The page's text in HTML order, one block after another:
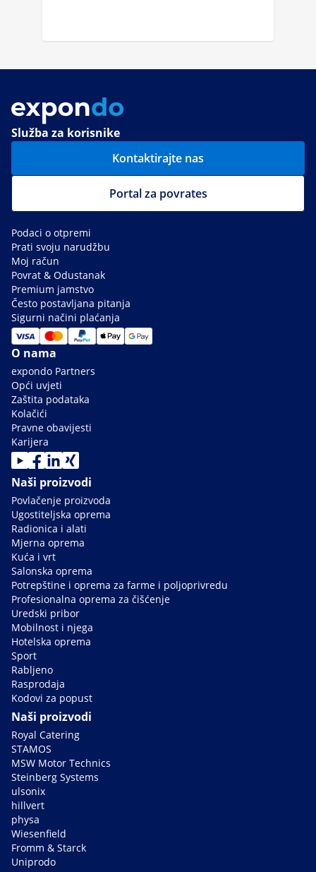
Služba za korisnike
Kontaktirajte nas
Portal za povrates
Podaci o otpremi
Prati svoju narudžbu
Moj račun
Povrat & Odustanak
Premium jamstvo
Često postavljana pitanja
Sigurni načini plaćanja
O nama
expondo Partners
Opći uvjeti
Zaštita podataka
Kolačići
Pravne obavijesti
Karijera
Naši proizvodi
Povlačenje proizvoda
Ugostiteljska oprema
Radionica i alati
Mjerna oprema
Kuća i vrt
Salonska oprema
Potrepštine i oprema za farme i poljoprivredu
Profesionalna oprema za čišćenje
Uredski pribor
Mobilnost i njega
Hotelska oprema
Sport
Rabljeno
Rasprodaja
Kodovi za popust
Naši proizvodi
Royal Catering
STAMOS
MSW Motor Technics
Steinberg Systems
ulsonix
hillvert
physa
Wiesenfield
Fromm & Starck
Uniprodo